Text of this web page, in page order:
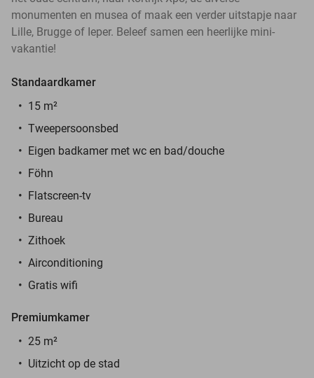
monumenten en musea of maak een verder uitstapje naar
Lille, Brugge of Ieper. Beleef samen een heerlijke mini-
vakantie!
Standaardkamer
15 m²
Tweepersoonsbed
Eigen badkamer met wc en bad/douche
Föhn
Flatscreen-tv
Bureau
Zithoek
Airconditioning
Gratis wifi
Premiumkamer
25 m²
Uitzicht op de stad